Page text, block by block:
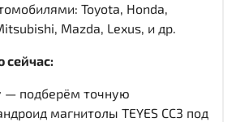
Toyota, Honda,
Mazda, Lexus, и др.
сейчас:
— подберём точную
магнитолы TEYES CC3 под